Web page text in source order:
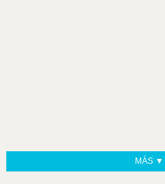
MÁS ▼